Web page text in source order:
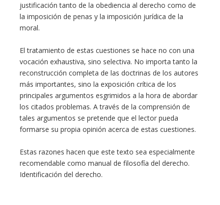
justificación tanto de la obediencia al derecho como de
la imposición de penas y la imposición jurídica de la
moral.
El tratamiento de estas cuestiones se hace no con una
vocación exhaustiva, sino selectiva. No importa tanto la
reconstrucción completa de las doctrinas de los autores
más importantes, sino la exposición crítica de los
principales argumentos esgrimidos a la hora de abordar
los citados problemas. A través de la comprensión de
tales argumentos se pretende que el lector pueda
formarse su propia opinión acerca de estas cuestiones.
Estas razones hacen que este texto sea especialmente
recomendable como manual de filosofía del derecho.
Identificación del derecho.